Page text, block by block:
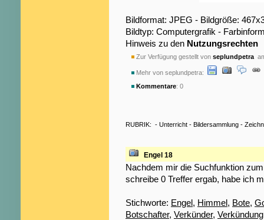
Bildformat: JPEG - Bildgröße:
Bildtyp: Computergrafik -
Hinweis zu den Nutzungsrechten
Zur Verfügung gestellt von seplundpetra
Mehr von seplundpetra:
Kommentare: 0
RUBRIK: - Unterricht - Bildersammlung -
Engel 18
Nachdem mir die Suchfunktion
schreibe 0 Treffer ergab, habe ich
Stichworte: Engel, Himmel, Bote,
Botschafter, Verkünder, Verkündung